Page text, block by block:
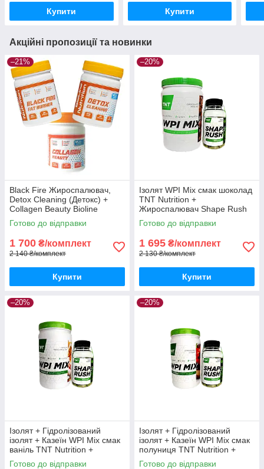
Купити Купити
Акційні пропозиції та новинки
–21%
Black Fire Жироспалювач,
Detox Cleaning (Детокс) +
Collagen Beauty Bioline
Nutrition
Готово до відправки
1 700 ₴/комплект
2 140 ₴/комплект
Купити
–20%
Ізолят WPI Mix смак шоколад
TNT Nutrition +
Жироспалювач Shape Rush
Готово до відправки
1 695 ₴/комплект
2 130 ₴/комплект
Купити
–20%
Ізолят + Гідролізований
ізолят + Казеїн WPI Mix смак
ваніль TNT Nutrition +
Жироспалювач Shape Rush
Готово до відправки
–20%
Ізолят + Гідролізований
ізолят + Казеїн WPI Mix смак
полуниця TNT Nutrition +
Shape Rush
Готово до відправки